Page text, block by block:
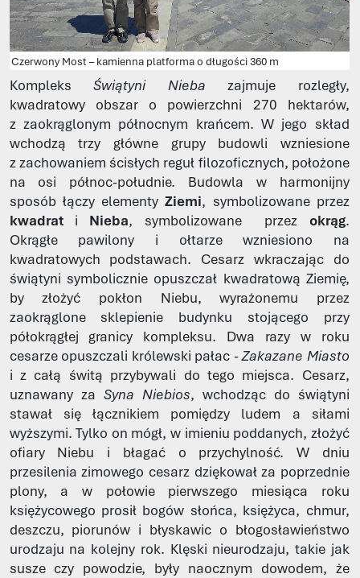
Czerwony Most – kamienna platforma o długości 360 m
KompleksŚwiątyni Nieba zajmuje rozległy,
kwadratowy obszar o powierzchni 270 hektarów,
z zaokrąglonym północnym krańcem. W jego skład
wchodzą trzy główne grupy budowli wzniesione
z zachowaniem ścisłych reguł filozoficznych, położone
na osi północ-południe. Budowla w harmonijny
sposób łączy elementyZiemi, symbolizowane przez
kwadrati Nieba, symbolizowane przez okrąg.
Okrągłe pawilony i ołtarze wzniesiono na
kwadratowych podstawach. Cesarz wkraczając do
świątyni symbolicznie opuszczał kwadratową Ziemię,
by złożyć pokłon Niebu, wyrażonemu przez
zaokrąglone sklepienie budynku stojącego przy
półokrągłej granicy kompleksu. Dwa razy w roku
cesarze opuszczali królewski pałac -Zakazane Miasto
i z całą świtą przybywali do tego miejsca. Cesarz,
uznawany za Syna Niebios, wchodząc do świątyni
stawał się łącznikiem pomiędzy ludem a siłami
wyższymi. Tylko on mógł, w imieniu poddanych, złożyć
ofiary Niebu i błagać o przychylność. W dniu
przesilenia zimowego cesarz dziękował za poprzednie
plony, a w połowie pierwszego miesiąca roku
księżycowego prosił bogów słońca, księżyca, chmur,
deszczu, piorunów i błyskawic o błogosławieństwo
urodzaju na kolejny rok. Klęski nieurodzaju, takie jak
susze czy powodzie, były naocznym dowodem, że